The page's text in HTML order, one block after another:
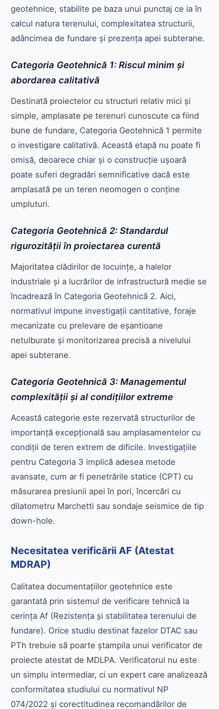
geotehnice, stabilite pe baza unui punctaj ce ia în
calcul natura terenului, complexitatea structurii,
adâncimea de fundare și prezența apei subterane.
Categoria Geotehnică 1: Riscul minim și
abordarea calitativă
Destinată proiectelor cu structuri relativ mici și
simple, amplasate pe terenuri cunoscute ca fiind
bune de fundare, Categoria Geotehnică 1 permite
o investigare calitativă. Această etapă nu poate fi
omisă, deoarece chiar și o construcție ușoară
poate suferi degradări semnificative dacă este
amplasată pe un teren neomogen o conține
umpluturi.
Categoria Geotehnică 2: Standardul
rigurozității în proiectarea curentă
Majoritatea clădirilor de locuințe, a halelor
industriale și a lucrărilor de infrastructură medie se
încadrează în Categoria Geotehnică 2. Aici,
normativul impune investigații cantitative, foraje
mecanizate cu prelevare de eșantioane
netulburate și monitorizarea precisă a nivelului
apei subterane.
Categoria Geotehnică 3: Managementul
complexității și al condițiilor extreme
Această categorie este rezervată structurilor de
importanță excepțională sau amplasamentelor cu
condiții de teren extrem de dificile. Investigațiile
pentru Categoria 3 implică adesea metode
avansate, cum ar fi penetrările statice (CPT) cu
măsurarea presiunii apei în pori, încercări cu
dilatometru Marchetti sau sondaje seismice de tip
down-hole.
Necesitatea verificării AF (Atestat
MDRAP)
Calitatea documentațiilor geotehnice este
garantată prin sistemul de verificare tehnică la
cerința Af (Rezistența și stabilitatea terenului de
fundare). Orice studiu destinat fazelor DTAC sau
PTh trebuie să poarte ștampila unui verificator de
proiecte atestat de MDLPA. Verificatorul nu este
un simplu intermediar, ci un expert care analizează
conformitatea studiului cu normativul NP
074/2022 și corectitudinea recomandărilor de